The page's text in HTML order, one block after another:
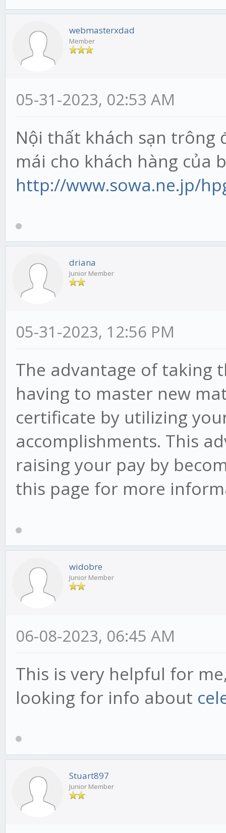
webmasterxdad
Member
05-31-2023, 02:53 AM
Nội thất khách sạn trông
mái cho khách hàng của
http://www.sowa.ne.jp/
driana
Junior Member
05-31-2023, 12:56 PM
The advantage of taking
having to master new
certificate by utilizing
accomplishments. This
raising your pay by
this page for more
widobre
Junior Member
06-08-2023, 06:45 AM
This is very helpful for
looking for info about
Stuart897
Junior Member